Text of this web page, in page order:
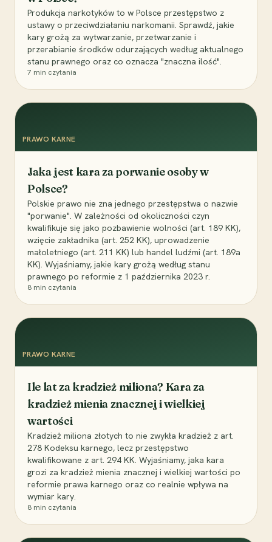
Produkcja narkotyków to w Polsce przestępstwo z
ustawy o przeciwdziałaniu narkomanii. Sprawdź, jakie
kary grożą za wytwarzanie, przetwarzanie i
przerabianie środków odurzających według aktualnego
stanu prawnego oraz co oznacza "znaczna ilość".
7 min czytania
PRAWO KARNE
Jaka jest kara za porwanie osoby w
Polsce?
Polskie prawo nie zna jednego przestępstwa o nazwie
"porwanie". W zależności od okoliczności czyn
kwalifikuje się jako pozbawienie wolności (art. 189 KK),
wzięcie zakładnika (art. 252 KK), uprowadzenie
małoletniego (art. 211 KK) lub handel ludźmi (art. 189a
KK). Wyjaśniamy, jakie kary grożą według stanu
prawnego po reformie z 1 października 2023 r.
8 min czytania
PRAWO KARNE
Ile lat za kradzież miliona? Kara za
kradzież mienia znacznej i wielkiej
wartości
Kradzież miliona złotych to nie zwykła kradzież z art.
278 Kodeksu karnego, lecz przestępstwo
kwalifikowane z art. 294 KK. Wyjaśniamy, jaka kara
grozi za kradzież mienia znacznej i wielkiej wartości po
reformie prawa karnego oraz co realnie wpływa na
wymiar kary.
8 min czytania